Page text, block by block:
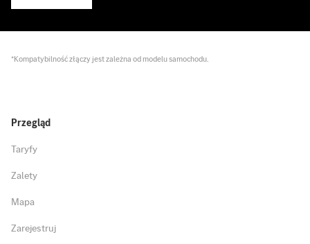
*Kompatybilność złączy jest zależna od modelu samochodu.
Przegląd
Taryfy
Zalety
Mapa
Zarejestruj